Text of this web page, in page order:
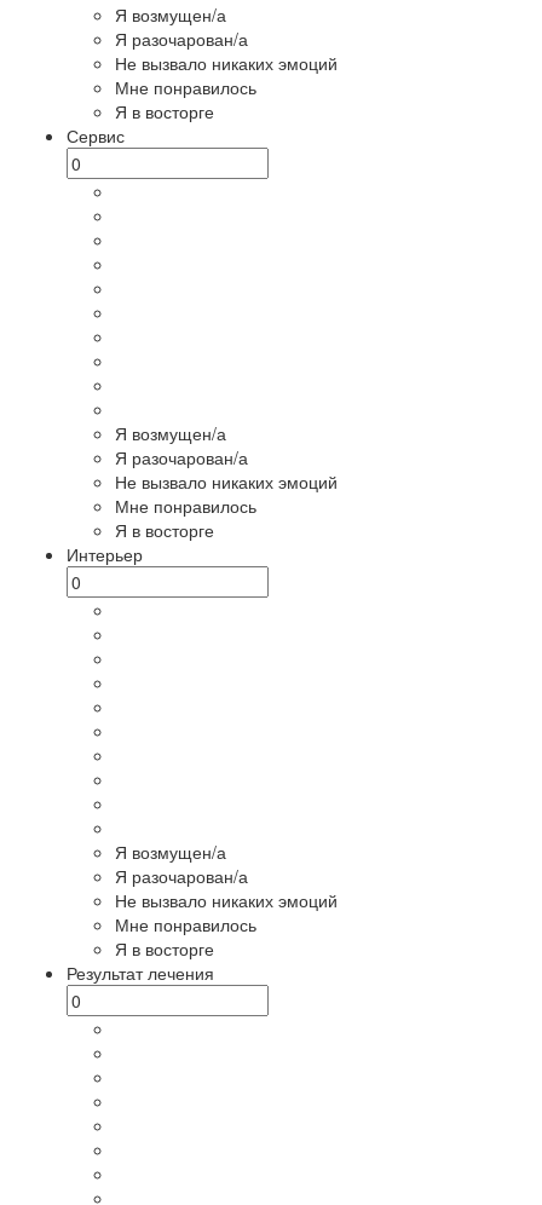
Я возмущен/а
Я разочарован/а
Не вызвало никаких эмоций
Мне понравилось
Я в восторге
Сервис
Я возмущен/а
Я разочарован/а
Не вызвало никаких эмоций
Мне понравилось
Я в восторге
Интерьер
Я возмущен/а
Я разочарован/а
Не вызвало никаких эмоций
Мне понравилось
Я в восторге
Результат лечения